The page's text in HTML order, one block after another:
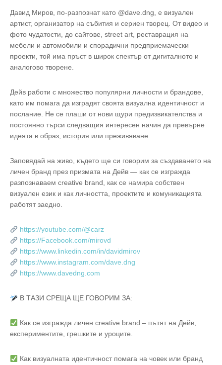
Давид Миров, по-разпознат като @dave.dng, е визуален
артист, организатор на събития и сериен творец. От видео и
фото чудатости, до сайтове, street art, реставрация на
мебели и автомобили и спорадични предприемачески
проекти, той има пръст в широк спектър от дигиталното и
аналогово творене.
Дейв работи с множество популярни личности и брандове,
като им помага да изградят своята визуална идентичност и
послание. Не се плаши от нови щури предизвикателства и
постоянно търси следващия интересен начин да превърне
идеята в образ, история или преживяване.
Заповядай на живо, където ще си говорим за създаването на
личен бранд през призмата на Дейв — как се изгражда
разпознаваем creative brand, как се намира собствен
визуален език и как личността, проектите и комуникацията
работят заедно.
https://youtube.com/@carz
https://Facebook.com/mirovd
https://www.linkedin.com/in/davidmirov
https://www.instagram.com/dave.dng
https://www.davedng.com
В ТАЗИ СРЕЩА ЩЕ ГОВОРИМ ЗА:
Как се изгражда личен creative brand – пътят на Дейв,
експериментите, грешките и уроците.
Как визуалната идентичност помага на човек или бранд